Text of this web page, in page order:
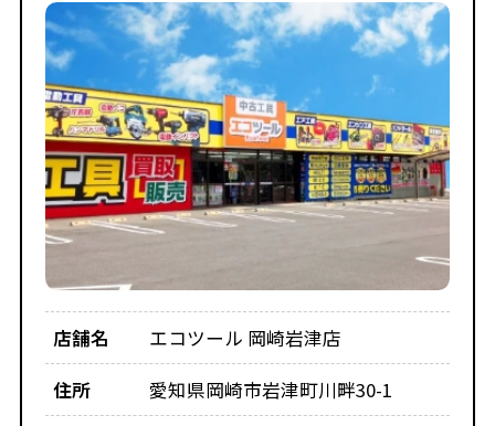
店舗名
エコツール 岡崎岩津店
住所
愛知県岡崎市岩津町川畔30-1